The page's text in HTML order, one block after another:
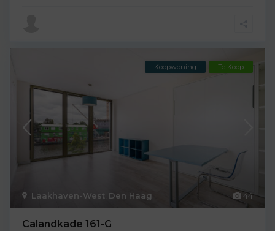
44
Laakhaven-West Den Haag
Koopwoning Te Koop
Calandkade 161-G